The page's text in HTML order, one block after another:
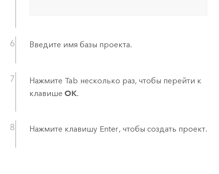
Введите имя базы проекта.
Нажмите Tab несколько раз, чтобы перейти к
клавише OK.
Нажмите клавишу Enter, чтобы создать проект.